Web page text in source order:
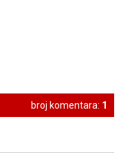
broj komentara: 1